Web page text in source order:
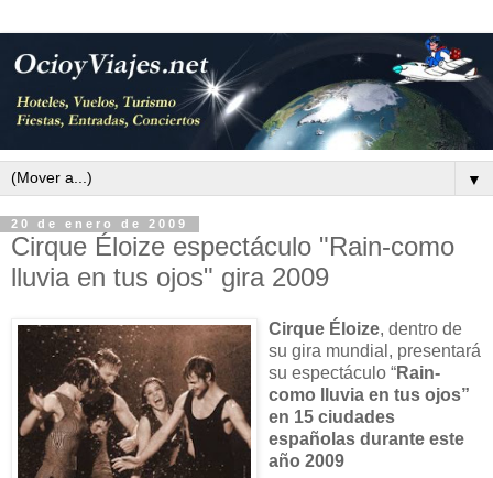
▼
20 de enero de 2009
Cirque Éloize espectáculo "Rain-como
lluvia en tus ojos" gira 2009
Cirque Éloize, dentro de
su gira mundial, presentará
su espectáculo “Rain-
como lluvia en tus ojos”
en 15 ciudades
españolas durante este
año 2009